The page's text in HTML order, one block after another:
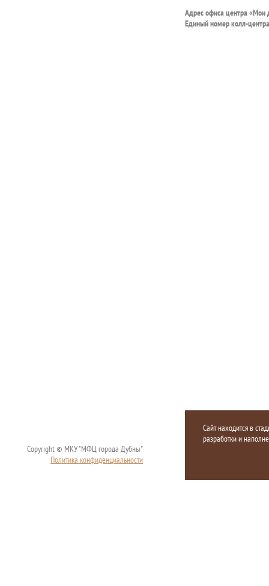
Адрес офиса центра «Мои
Единый номер колл-
Copyright © МКУ "МФЦ города Дубны"
Политика конфиденциальности
Сайт находится в
разработки и